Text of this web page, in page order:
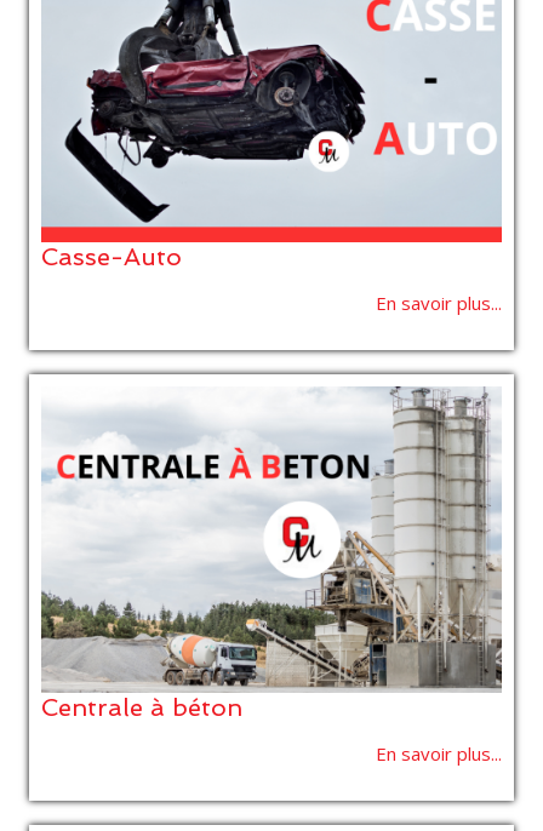
Casse-Auto
En savoir plus...
Centrale à béton
En savoir plus...